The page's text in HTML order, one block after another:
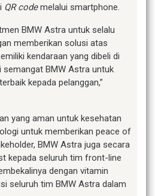
QR codemelalui smartphone.
BMW Astra untuk selalu
memberikan solusi atas
kendaraan yang dibeli di
semangat BMW Astra untuk
kepada pelanggan,”
yang aman untuk kesehatan
untuk memberikan peace of
BMW Astra juga secara
kepada seluruh tim front-line
dengan vitamin
seluruh tim BMW Astra dalam